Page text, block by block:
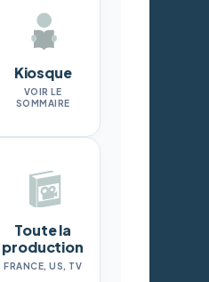
Kiosque
VOIR LE
SOMMAIRE
Toute la
production
FRANCE, US, TV